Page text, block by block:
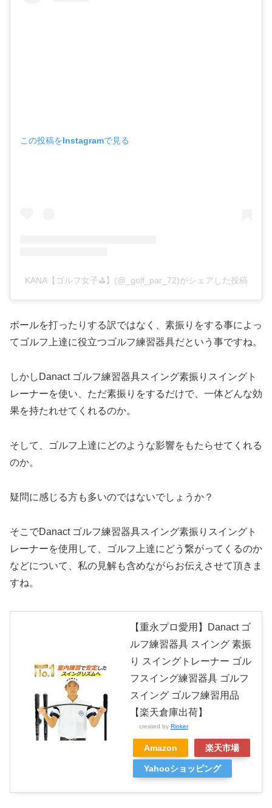
この投稿をInstagramで見る
KANA【ゴルフ女子⛳️】(@_golf_par_72)がシェアした投稿
ボールを打ったりする訳ではなく、素振りをする事によっ
てゴルフ上達に役立つゴルフ練習器具だという事ですね。
しかしDanact ゴルフ練習器具スイング素振りスイングト
レーナーを使い、ただ素振りをするだけで、一体どんな効
果を持たれせてくれるのか。
そして、ゴルフ上達にどのような影響をもたらせてくれる
のか。
疑問に感じる方も多いのではないでしょうか？
そこでDanact ゴルフ練習器具スイング素振りスイングト
レーナーを使用して、ゴルフ上達にどう繋がってくるのか
などについて、私の見解も含めながらお伝えさせて頂きま
すね。
【重永プロ愛用】Danact ゴ
ルフ練習器具 スイング 素振
り スイングトレーナー ゴル
フスイング練習器具 ゴルフ
スイング ゴルフ練習用品
【楽天倉庫出荷】
created by Rinker
Amazon 楽天市場
Yahooショッピング